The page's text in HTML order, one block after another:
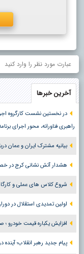
آخرین خبرها
در نخستین نشست کارگروه
راهبری فناورانه، محور اجرای
بیانیه مشترک ایران و عمان
هشدار آتش نشانی کرج در
شروع کلاس های عملی و
اولین تمدیدی استقلال در
افزایش یکباره قیمت خودرو
پیام جدید رهبر انقلاب؛